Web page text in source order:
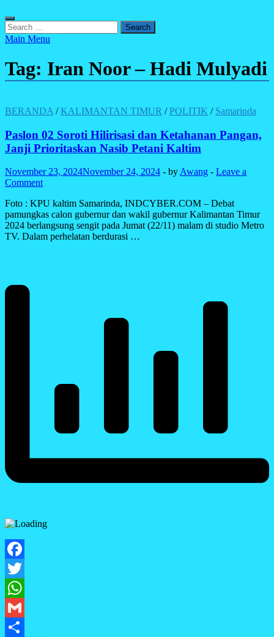
Search
for:
Main Menu
Tag: Iran Noor – Hadi Mulyadi
BERANDA /KALIMANTAN TIMUR /POLITIK / Samarinda
Paslon 02 Soroti Hilirisasi dan Ketahanan Pangan,
Janji Prioritaskan Nasib Petani Kaltim
November 23, 2024November 24, 2024 - by Awang - Leave a
Comment
Foto : KPU kaltim Samarinda, INDCYBER.COM – Debat
pamungkas calon gubernur dan wakil gubernur Kalimantan Timur
2024 berlangsung sengit pada Jumat (22/11) malam di studio Metro
TV. Dalam perhelatan berdurasi …
Facebook
Twitter
WhatsApp
Gmail